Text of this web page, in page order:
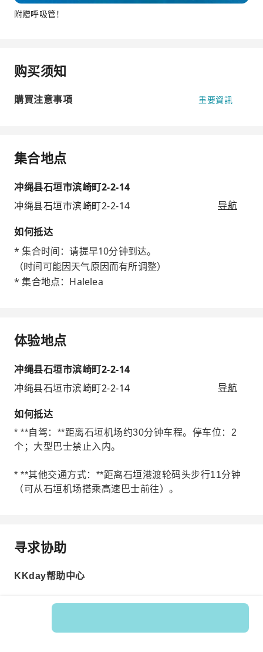
附赠呼吸管！
购买须知
購買注意事項 重要資訊
集合地点
冲绳县石垣市滨崎町2-2-14
冲绳县石垣市滨崎町2-2-14
导航
如何抵达
* 集合时间：请提早10分钟到达。
（时间可能因天气原因而有所调整）
* 集合地点：Halelea
体验地点
冲绳县石垣市滨崎町2-2-14
冲绳县石垣市滨崎町2-2-14
导航
如何抵达
* **自驾：**距离石垣机场约30分钟车程。停车位：2
个；大型巴士禁止入内。
* **其他交通方式：**距离石垣港渡轮码头步行11分钟
（可从石垣机场搭乘高速巴士前往）。
寻求协助
KKday帮助中心
Product No.: 594973